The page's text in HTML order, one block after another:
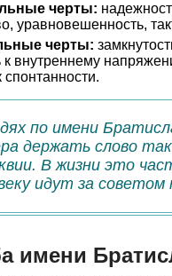
черты:
уравновешенность,
черты:
к внутреннему
по имени
держать слово
В жизни это
идут за
имени